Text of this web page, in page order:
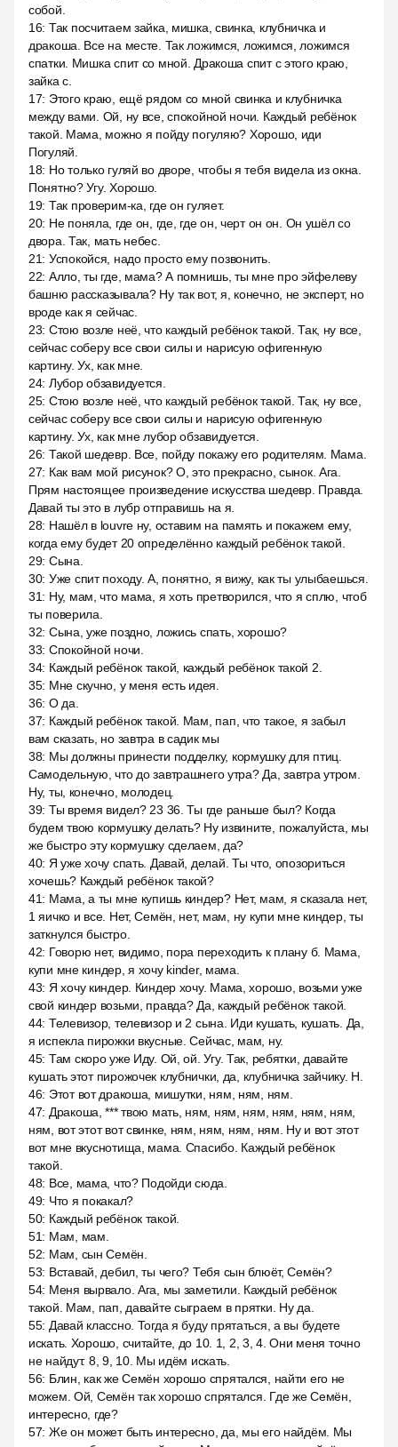
собой.
16: Так посчитаем зайка, мишка, свинка, клубничка и
дракоша. Все на месте. Так ложимся, ложимся, ложимся
спатки. Мишка спит со мной. Дракоша спит с этого краю,
зайка с.
17: Этого краю, ещё рядом со мной свинка и клубничка
между вами. Ой, ну все, спокойной ночи. Каждый ребёнок
такой. Мама, можно я пойду погуляю? Хорошо, иди
Погуляй.
18: Но только гуляй во дворе, чтобы я тебя видела из окна.
Понятно? Угу. Хорошо.
19: Так проверим-ка, где он гуляет.
20: Не поняла, где он, где, где он, черт он он. Он ушёл со
двора. Так, мать небес.
21: Успокойся, надо просто ему позвонить.
22: Алло, ты где, мама? А помнишь, ты мне про эйфелеву
башню рассказывала? Ну так вот, я, конечно, не эксперт, но
вроде как я сейчас.
23: Стою возле неё, что каждый ребёнок такой. Так, ну все,
сейчас соберу все свои силы и нарисую офигенную
картину. Ух, как мне.
24: Лубор обзавидуется.
25: Стою возле неё, что каждый ребёнок такой. Так, ну все,
сейчас соберу все свои силы и нарисую офигенную
картину. Ух, как мне лубор обзавидуется.
26: Такой шедевр. Все, пойду покажу его родителям. Мама.
27: Как вам мой рисунок? О, это прекрасно, сынок. Ага.
Прям настоящее произведение искусства шедевр. Правда.
Давай ты это в лубр отправишь на я.
28: Нашёл в louvre ну, оставим на память и покажем ему,
когда ему будет 20 определённо каждый ребёнок такой.
29: Сына.
30: Уже спит походу. А, понятно, я вижу, как ты улыбаешься.
31: Ну, мам, что мама, я хоть претворился, что я сплю, чтоб
ты поверила.
32: Сына, уже поздно, ложись спать, хорошо?
33: Спокойной ночи.
34: Каждый ребёнок такой, каждый ребёнок такой 2.
35: Мне скучно, у меня есть идея.
36: О да.
37: Каждый ребёнок такой. Мам, пап, что такое, я забыл
вам сказать, но завтра в садик мы
38: Мы должны принести подделку, кормушку для птиц.
Самодельную, что до завтрашнего утра? Да, завтра утром.
Ну, ты, конечно, молодец.
39: Ты время видел? 23 36. Ты где раньше был? Когда
будем твою кормушку делать? Ну извините, пожалуйста, мы
же быстро эту кормушку сделаем, да?
40: Я уже хочу спать. Давай, делай. Ты что, опозориться
хочешь? Каждый ребёнок такой?
41: Мама, а ты мне купишь киндер? Нет, мам, я сказала нет,
1 яичко и все. Нет, Семён, нет, мам, ну купи мне киндер, ты
заткнулся быстро.
42: Говорю нет, видимо, пора переходить к плану б. Мама,
купи мне киндер, я хочу kinder, мама.
43: Я хочу киндер. Киндер хочу. Мама, хорошо, возьми уже
свой киндер возьми, правда? Да, каждый ребёнок такой.
44: Телевизор, телевизор и 2 сына. Иди кушать, кушать. Да,
я испекла пирожки вкусные. Сейчас, мам, ну.
45: Там скоро уже Иду. Ой, ой. Угу. Так, ребятки, давайте
кушать этот пирожочек клубнички, да, клубничка зайчику. Н.
46: Этот вот дракоша, мишутки, ням, ням, ням.
47: Дракоша, *** твою мать, ням, ням, ням, ням, ням, ням,
ням, вот этот вот свинке, ням, ням, ням, ням. Ну и вот этот
вот мне вкуснотища, мама. Спасибо. Каждый ребёнок
такой.
48: Все, мама, что? Подойди сюда.
49: Что я покакал?
50: Каждый ребёнок такой.
51: Мам, мам.
52: Мам, сын Семён.
53: Вставай, дебил, ты чего? Тебя сын блюёт, Семён?
54: Меня вырвало. Ага, мы заметили. Каждый ребёнок
такой. Мам, пап, давайте сыграем в прятки. Ну да.
55: Давай классно. Тогда я буду прятаться, а вы будете
искать. Хорошо, считайте, до 10. 1, 2, 3, 4. Они меня точно
не найдут. 8, 9, 10. Мы идём искать.
56: Блин, как же Семён хорошо спрятался, найти его не
можем. Ой, Семён так хорошо спрятался. Где же Семён,
интересно, где?
57: Же он может быть интересно, да, мы его найдём. Мы